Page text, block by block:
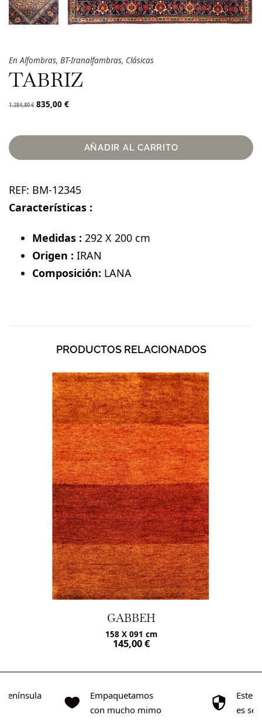
EnAlfombras, BT-Iranalfambras, Clásicas
TABRIZ
1.284,80€ 835,00 €
AÑADIR AL CARRITO
REF: BM-12345
Características :
Medidas : 292 X 200 cm
Origen : IRAN
Composición: LANA
PRODUCTOS RELACIONADOS
GABBEH
158 X 091 cm
145,00€
Empaquetamos
con mucho mimo
Este
es